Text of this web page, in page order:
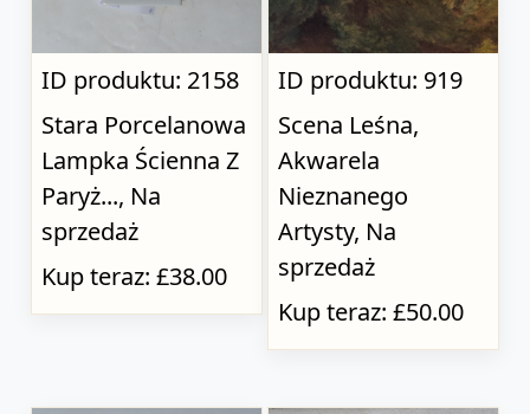
ID produktu: 2158
Stara Porcelanowa
Lampka Ścienna Z
Paryż..., Na
sprzedaż
Kup teraz: £38.00
ID produktu: 919
Scena Leśna,
Akwarela
Nieznanego
Artysty, Na
sprzedaż
Kup teraz: £50.00